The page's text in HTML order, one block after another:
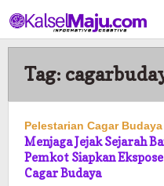
ke
konten
Tag:
Pelestarian Cagar Budaya
Menjaga Jejak Sejarah
Pemkot Siapkan
Cagar Budaya